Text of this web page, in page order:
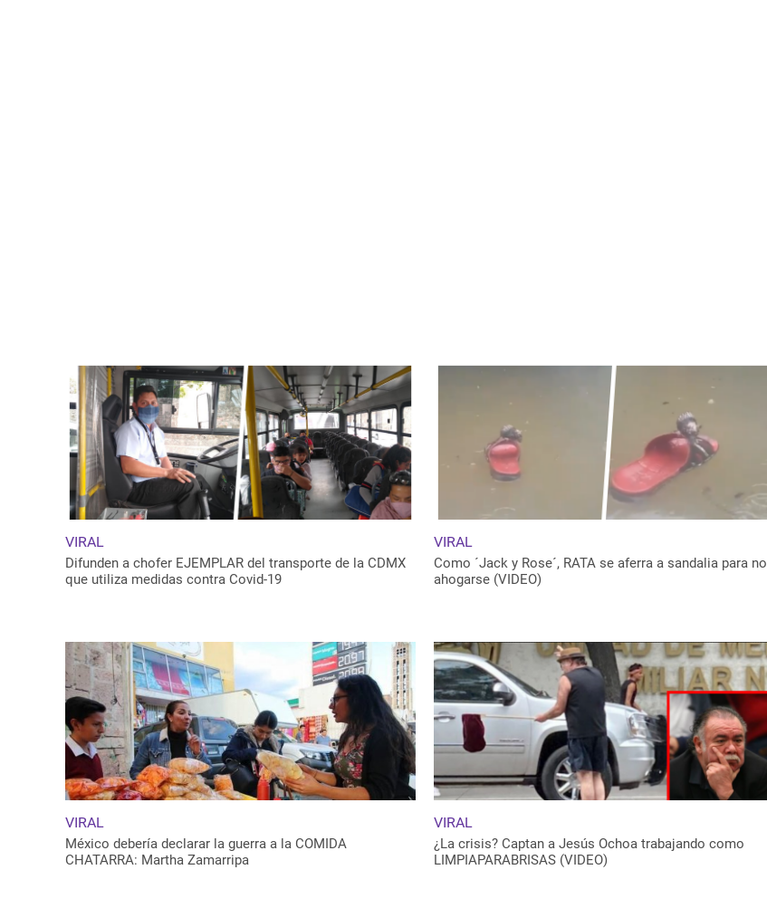
VIRAL
Difunden a chofer EJEMPLAR del transporte de la CDMX
que utiliza medidas contra Covid-19
VIRAL
Como ´Jack y Rose´, RATA se aferra a sandalia para no
ahogarse (VIDEO)
VIRAL
México debería declarar la guerra a la COMIDA
CHATARRA: Martha Zamarripa
VIRAL
¿La crisis? Captan a Jesús Ochoa trabajando como
LIMPIAPARABRISAS (VIDEO)